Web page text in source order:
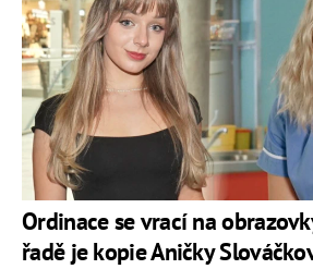
Ordinace se vrací na
řadě je kopie Aničky